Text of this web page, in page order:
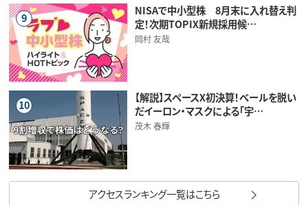
9
NISAで中小型株 8月末に入れ替え判
定！次期TOPIX新規採用候…
岡村 友哉
10
【解説】スペースX初決算！ベールを脱い
だイーロン・マスクによる「宇…
茂木 春輝
アクセスランキング一覧はこちら